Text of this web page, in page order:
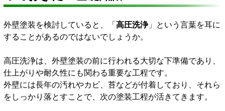
外壁塗装を検討していると、「 高圧洗浄」という言葉を耳に
することがあるのではないでしょうか。
高圧洗浄は、外壁塗装の前に行われる大切な下準備であり、
仕上がりや耐久性にも関わる重要な工程です。
外壁には長年の汚れやカビ、苔などが付着しており、それら
をしっかり落とすことで、次の塗装工程が活きてきます。